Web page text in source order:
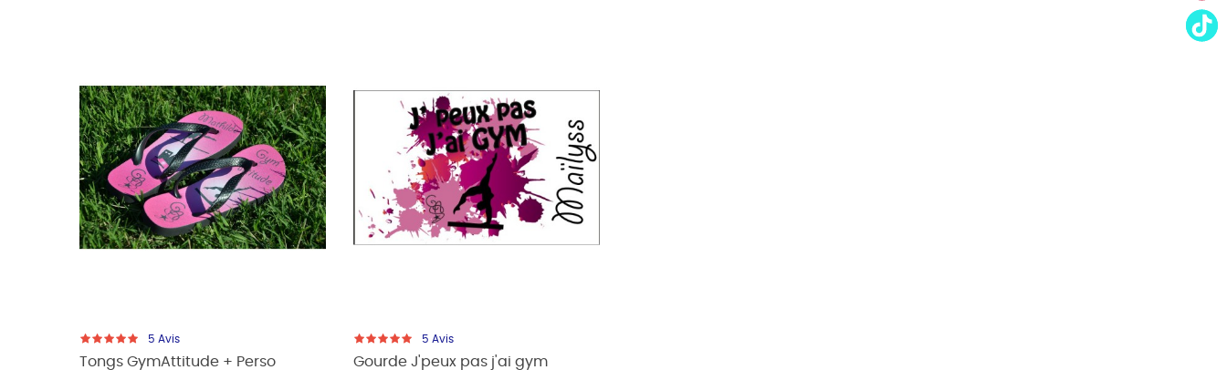
5 Avis
Tongs GymAttitude + Perso
5 Avis
Gourde J'peux pas j'ai gym